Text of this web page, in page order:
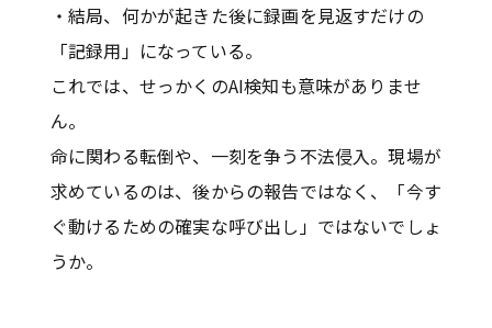
・結局、何かが起きた後に録画を見返すだけの
「記録用」になっている。
これでは、せっかくのAI検知も意味がありませ
ん。
命に関わる転倒や、一刻を争う不法侵入。現場が
求めているのは、後からの報告ではなく、「今す
ぐ動けるための確実な呼び出し」ではないでしょ
うか。